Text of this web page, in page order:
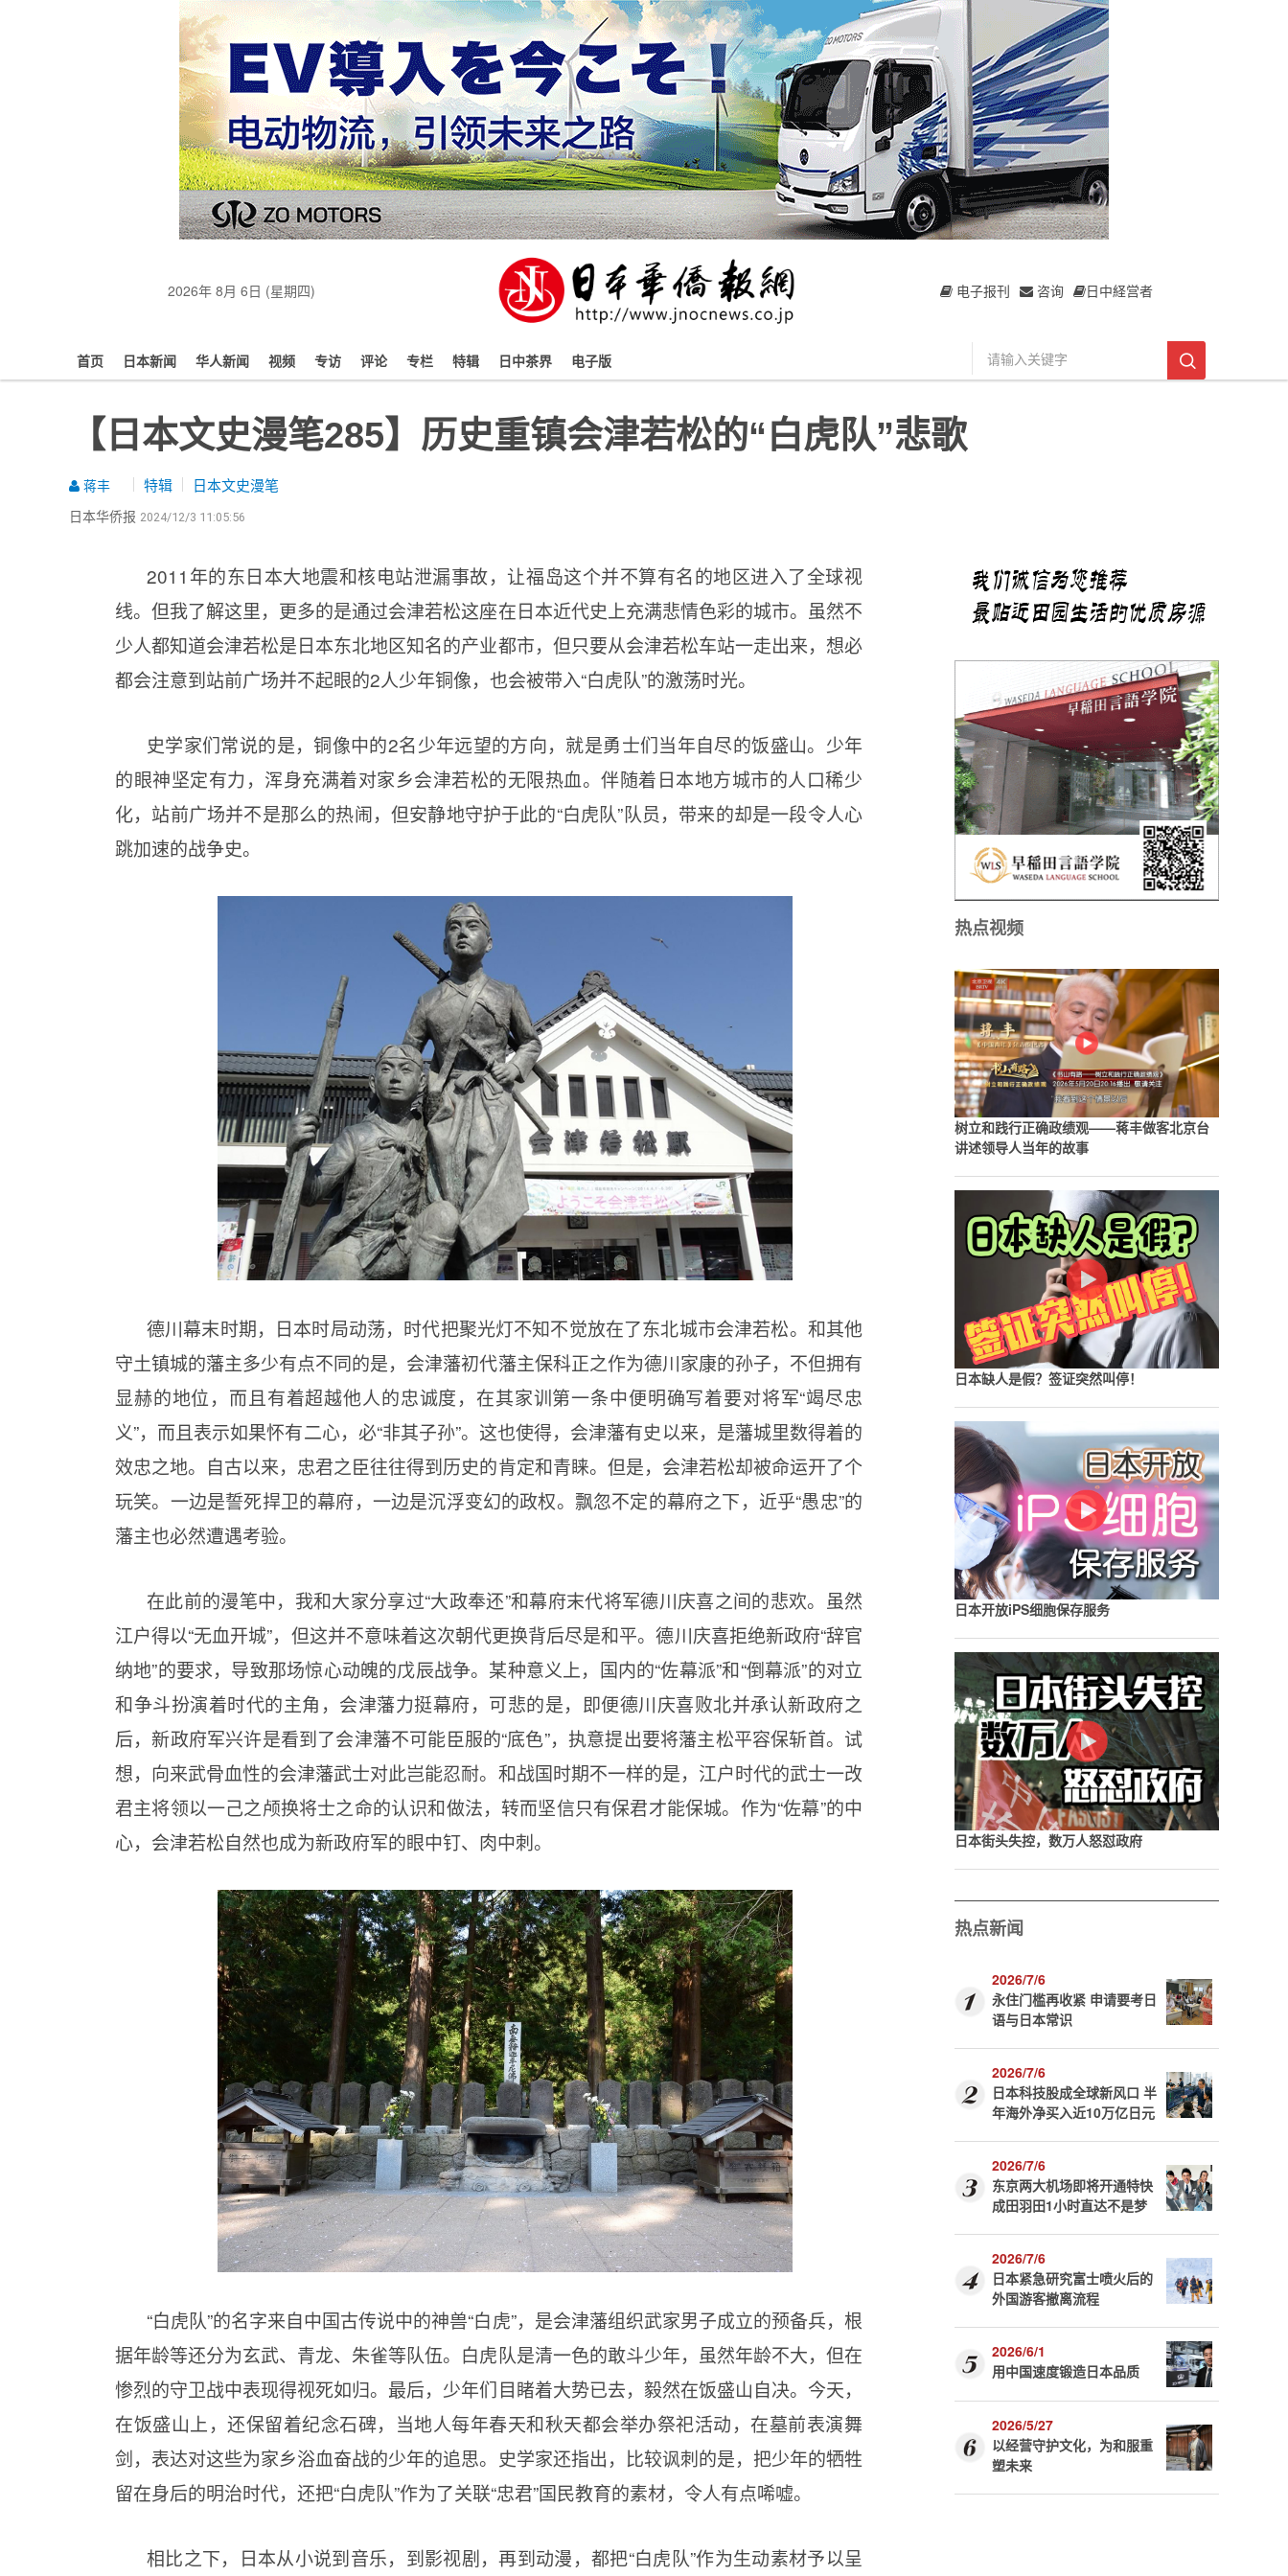
2026年 8月 6日 (星期四) 电子报刊 咨询 日中経営者
首页 日本新闻 华人新闻 视频 专访 评论 专栏 特辑 日中茶界 电子版
【日本文史漫笔285】历史重镇会津若松的“白虎队”悲歌
蒋丰 特辑 日本文史漫笔
日本华侨报 2024/12/3 11:05:56
2011年的东日本大地震和核电站泄漏事故，让福岛这个并不算有名的地区进入了全球视
线。但我了解这里，更多的是通过会津若松这座在日本近代史上充满悲情色彩的城市。虽然不
少人都知道会津若松是日本东北地区知名的产业都市，但只要从会津若松车站一走出来，想必
都会注意到站前广场并不起眼的2人少年铜像，也会被带入“白虎队”的激荡时光。
史学家们常说的是，铜像中的2名少年远望的方向，就是勇士们当年自尽的饭盛山。少年
的眼神坚定有力，浑身充满着对家乡会津若松的无限热血。伴随着日本地方城市的人口稀少
化，站前广场并不是那么的热闹，但安静地守护于此的“白虎队”队员，带来的却是一段令人心
跳加速的战争史。
德川幕末时期，日本时局动荡，时代把聚光灯不知不觉放在了东北城市会津若松。和其他
守土镇城的藩主多少有点不同的是，会津藩初代藩主保科正之作为德川家康的孙子，不但拥有
显赫的地位，而且有着超越他人的忠诚度，在其家训第一条中便明确写着要对将军“竭尽忠
义”，而且表示如果怀有二心，必“非其子孙”。这也使得，会津藩有史以来，是藩城里数得着的
效忠之地。自古以来，忠君之臣往往得到历史的肯定和青睐。但是，会津若松却被命运开了个
玩笑。一边是誓死捍卫的幕府，一边是沉浮变幻的政权。飘忽不定的幕府之下，近乎“愚忠”的
藩主也必然遭遇考验。
在此前的漫笔中，我和大家分享过“大政奉还”和幕府末代将军德川庆喜之间的悲欢。虽然
江户得以“无血开城”，但这并不意味着这次朝代更换背后尽是和平。德川庆喜拒绝新政府“辞官
纳地”的要求，导致那场惊心动魄的戊辰战争。某种意义上，国内的“佐幕派”和“倒幕派”的对立
和争斗扮演着时代的主角，会津藩力挺幕府，可悲的是，即便德川庆喜败北并承认新政府之
后，新政府军兴许是看到了会津藩不可能臣服的“底色”，执意提出要将藩主松平容保斩首。试
想，向来武骨血性的会津藩武士对此岂能忍耐。和战国时期不一样的是，江户时代的武士一改
君主将领以一己之颅换将士之命的认识和做法，转而坚信只有保君才能保城。作为“佐幕”的中
心，会津若松自然也成为新政府军的眼中钉、肉中刺。
“白虎队”的名字来自中国古传说中的神兽“白虎”，是会津藩组织武家男子成立的预备兵，根
据年龄等还分为玄武、青龙、朱雀等队伍。白虎队是清一色的敢斗少年，虽然年龄不大，但在
惨烈的守卫战中表现得视死如归。最后，少年们目睹着大势已去，毅然在饭盛山自决。今天，
在饭盛山上，还保留着纪念石碑，当地人每年春天和秋天都会举办祭祀活动，在墓前表演舞
剑，表达对这些为家乡浴血奋战的少年的追思。史学家还指出，比较讽刺的是，把少年的牺牲
留在身后的明治时代，还把“白虎队”作为了关联“忠君”国民教育的素材，令人有点唏嘘。
相比之下，日本从小说到音乐，到影视剧，再到动漫，都把“白虎队”作为生动素材予以呈
热点视频
树立和践行正确政绩观——蒋丰做客北京台
讲述领导人当年的故事
日本缺人是假？签证突然叫停！
日本开放iPS细胞保存服务
日本街头失控，数万人怒怼政府
热点新闻
2026/7/6
永住门槛再收紧 申请要考日
语与日本常识
2026/7/6
日本科技股成全球新风口 半
年海外净买入近10万亿日元
2026/7/6
东京两大机场即将开通特快
成田羽田1小时直达不是梦
2026/7/6
日本紧急研究富士喷火后的
外国游客撤离流程
2026/6/1
用中国速度锻造日本品质
2026/5/27
以经营守护文化，为和服重
塑未来